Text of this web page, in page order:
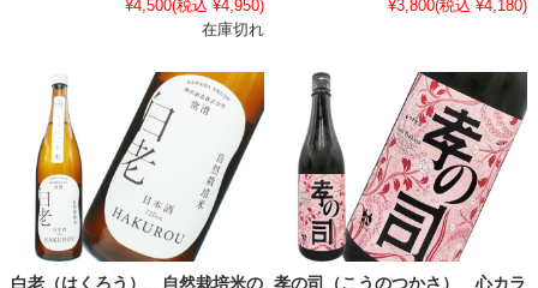
¥4,500(税込 ¥4,950)
在庫切れ
¥3,800(税込 ¥4,180)
白老（はくろう） 自然栽培米の
孝の司（こうのつかさ） 心カラ